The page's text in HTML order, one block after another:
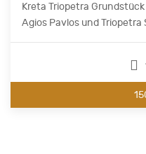
Kreta Triopetra
Agios Pavlos und